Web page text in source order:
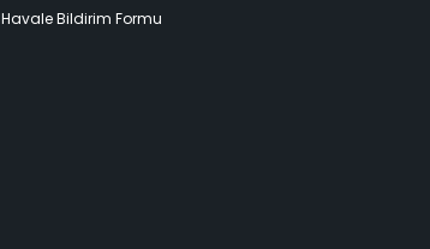
Havale Bildirim Formu